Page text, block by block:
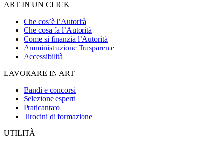
ART IN UN CLICK
Che cos’è l’Autorità
Che cosa fa l’Autorità
Come si finanzia l’Autorità
Amministrazione Trasparente
Accessibilità
LAVORARE IN ART
Bandi e concorsi
Selezione esperti
Praticantato
Tirocini di formazione
UTILITÀ